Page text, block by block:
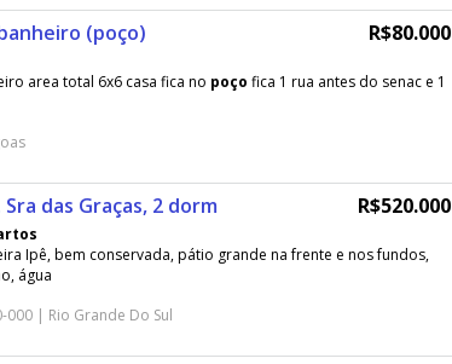
(poço) R$80.000
area total 6x6 casa fica no poço fica 1 rua antes do senac e 1
Sra das Graças, 2 dorm R$520.000
Ipê, bem conservada, pátio grande na frente e nos fundos,
água
000 | Rio Grande Do Sul